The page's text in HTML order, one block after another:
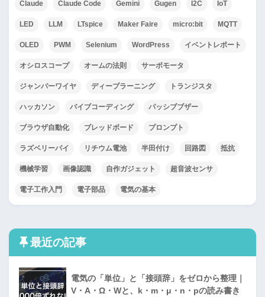
Claude Claude Code Gemini Gugen I2C IoT
LED LLM LTspice Maker Faire micro:bit MQTT
OLED PWM Selenium WordPress イベントレポート
オシロスコープ オームの法則 サーボモータ
ジャンパーワイヤ ディープラーニング トランジスタ
ハッカソン バイブコーディング パッシブブザー
ブラウザ自動化 ブレッドボード プロンプト
ラズベリーパイ リチウム電池 半田付け 回路図 抵抗
機械学習 画像認識 自作ガジェット 超音波センサ
電子工作入門 電子部品 電気の基本
最近の記事
電気の「単位」と「接頭辞」をゼロから整理｜
V・A・Ω・Wと、k・m・μ・n・pの読み書き